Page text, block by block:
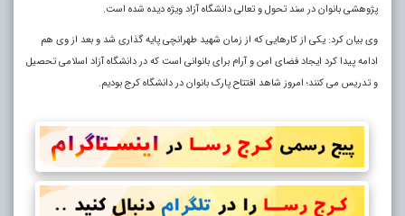
پژوهشی بانوان در سند تحول و تعالی دانشگاه آزاد ویژه دیده شده است.
وی بیان کرد: یکی از کارهایی که از زمان شهید طهرانچی پایه گذاری شد و بعد از وی هم
ادامه پیدا کرد ایجاد فضای امن و آرام برای بانوانی است که در دانشگاه آزاد اسلامی تحصیل
و تدریس می کنند؛ امروز شاهد افتتاح پارک بانوان در دانشگاه کرج بودیم.